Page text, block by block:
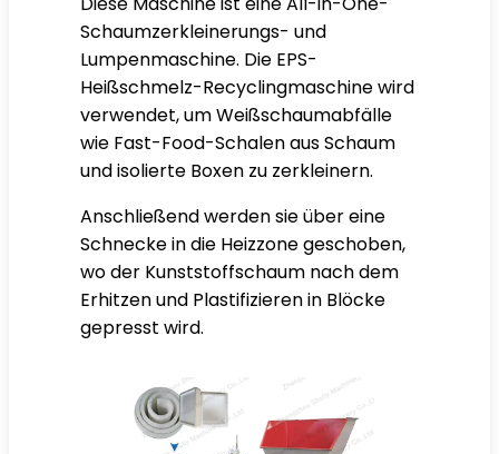
Schaumzerkleinerungs- und
Lumpenmaschine. Die EPS-
Heißschmelz-Recyclingmaschine wird
verwendet, um Weißschaumabfälle
wie Fast-Food-Schalen aus Schaum
und isolierte Boxen zu zerkleinern.
Anschließend werden sie über eine
Schnecke in die Heizzone geschoben,
wo der Kunststoffschaum nach dem
Erhitzen und Plastifizieren in Blöcke
gepresst wird.